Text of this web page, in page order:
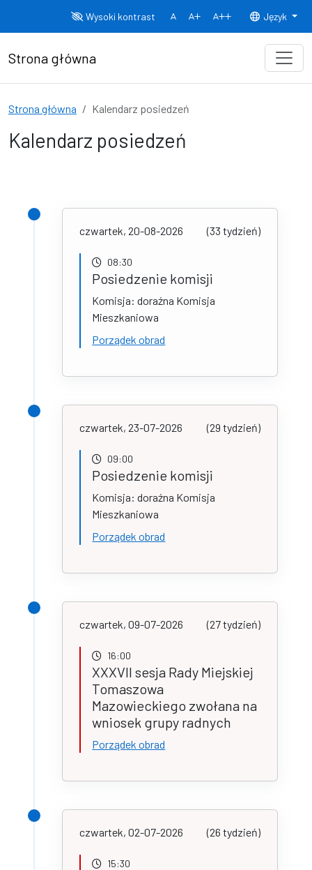
Wysoki kontrast
Normalny rozmiar czcionki
Rozmiar czcionki 150% Rozmiar
Język
Strona główna
Strona główna Kalendarz posiedzeń
Kalendarz posiedzeń
czwartek, 20-08-2026 (33 tydzień)
08:30
Posiedzenie komisji
Komisja: doraźna Komisja
Mieszkaniowa
Porządek obrad
czwartek, 23-07-2026 (29 tydzień)
09:00
Posiedzenie komisji
Komisja: doraźna Komisja
Mieszkaniowa
Porządek obrad
czwartek, 09-07-2026 (27 tydzień)
16:00
XXXVII sesja Rady Miejskiej
Tomaszowa
Mazowieckiego zwołana na
wniosek grupy radnych
Porządek obrad
czwartek, 02-07-2026 (26 tydzień)
15:30